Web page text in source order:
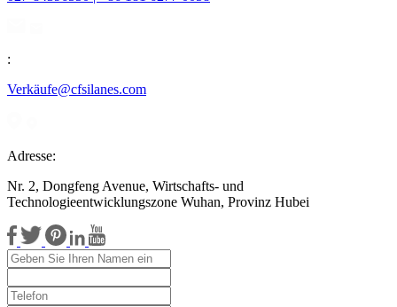
:
Verkäufe@cfsilanes.com
Adresse:
Nr. 2, Dongfeng Avenue, Wirtschafts- und
Technologieentwicklungszone Wuhan, Provinz Hubei